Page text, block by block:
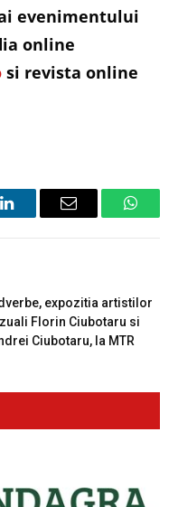
evenimentului
online
si revista online
LinkedInEmail
expozitia artistilor
Florin Ciubotaru si
Ciubotaru, la MTR